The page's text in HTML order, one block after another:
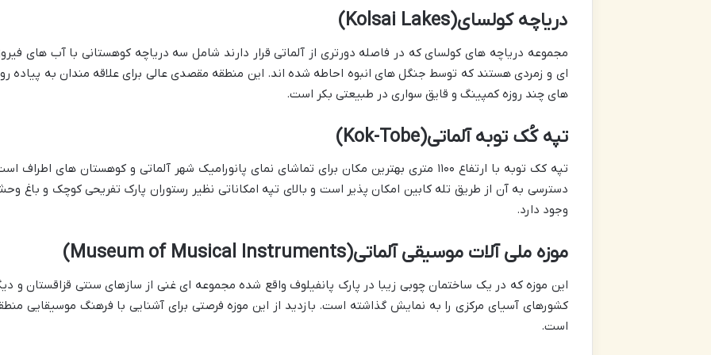
دریاچه کولسای(Kolsai Lakes)
مجموعه دریاچه های کولسای که در فاصله دورتری از آلماتی قرار دارند شامل سه دریاچه کوهستانی با آب های
ای و زمردی هستند که توسط جنگل های انبوه احاطه شده اند. این منطقه مقصدی عالی برای علاقه مندان به پیاده
های چند روزه کمپینگ و قایق سواری در طبیعتی بکر است.
تپه کُک توبه آلماتی(Kok-Tobe)
تپه کک توبه با ارتفاع ۱۱۰۰ متری بهترین مکان برای تماشای نمای پانورامیک شهر آلماتی و کوهستان های اطراف
دسترسی به آن از طریق تله کابین امکان پذیر است و بالای تپه امکاناتی نظیر رستوران پارک تفریحی کوچک و باغ
وجود دارد.
موزه ملی آلات موسیقی آلماتی(Museum of Musical Instruments)
این موزه که در یک ساختمان چوبی زیبا در پارک پانفیلوف واقع شده مجموعه ای غنی از سازهای سنتی قزاقستان و
کشورهای آسیای مرکزی را به نمایش گذاشته است. بازدید از این موزه فرصتی برای آشنایی با فرهنگ موسیقایی
است.